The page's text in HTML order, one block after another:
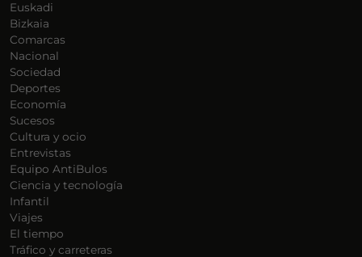
Euskadi
Bizkaia
Comarcas
Nacional
Sociedad
Deportes
Economía
Sucesos
Cultura y ocio
Entrevistas
Equipo AntiBulos
Ciencia y tecnología
Infantil
Viajes
El tiempo
Tráfico y carreteras